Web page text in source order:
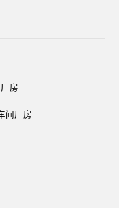
房
间厂房